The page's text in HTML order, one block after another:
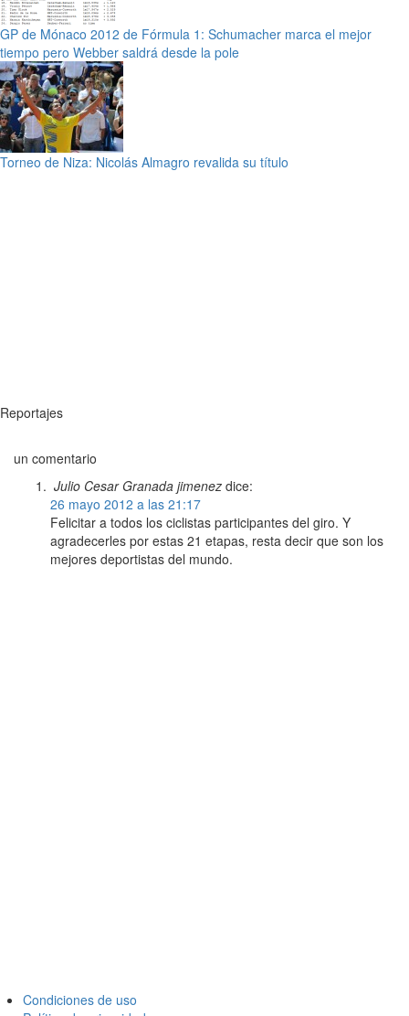
GP de Mónaco 2012 de Fórmula 1: Schumacher marca el mejor
tiempo pero Webber saldrá desde la pole
Torneo de Niza: Nicolás Almagro revalida su título
Reportajes
un comentario
Julio Cesar Granada jimenez dice:
26 mayo 2012 a las 21:17
Felicitar a todos los ciclistas participantes del giro. Y
agradecerles por estas 21 etapas, resta decir que son los
mejores deportistas del mundo.
Condiciones de uso